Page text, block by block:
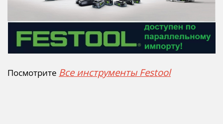
Посмотрите Все инструменты Festool